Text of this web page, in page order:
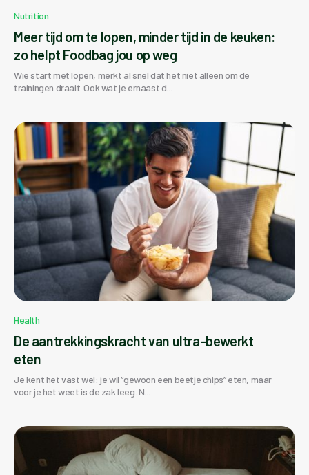
Nutrition
Meer tijd om te lopen, minder tijd in de keuken:
zo helpt Foodbag jou op weg
Wie start met lopen, merkt al snel dat het niet alleen om de
trainingen draait. Ook wat je ernaast d...
Health
De aantrekkingskracht van ultra-bewerkt
eten
Je kent het vast wel: je wil “gewoon een beetje chips” eten, maar
voor je het weet is de zak leeg. N...